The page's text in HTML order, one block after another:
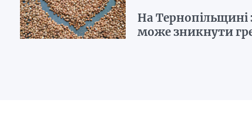
На Тернопільщині
може зникнути